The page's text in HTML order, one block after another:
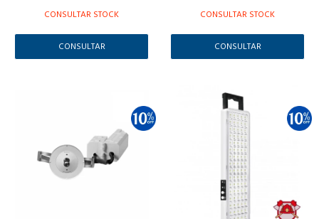
CONSULTAR STOCK
CONSULTAR
CONSULTAR STOCK
CONSULTAR